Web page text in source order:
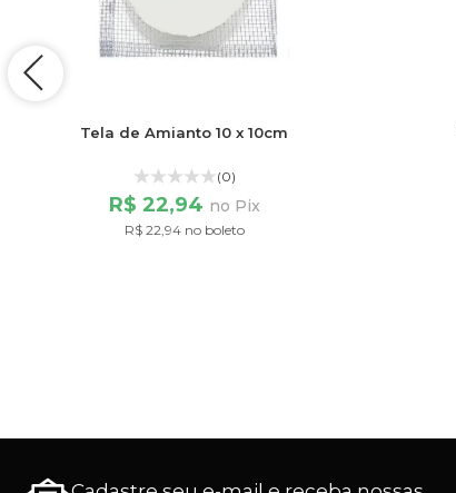
Tela de Amianto 10 x 10cm
(0)
R$ 22,94 no Pix
R$ 22,94 no boleto